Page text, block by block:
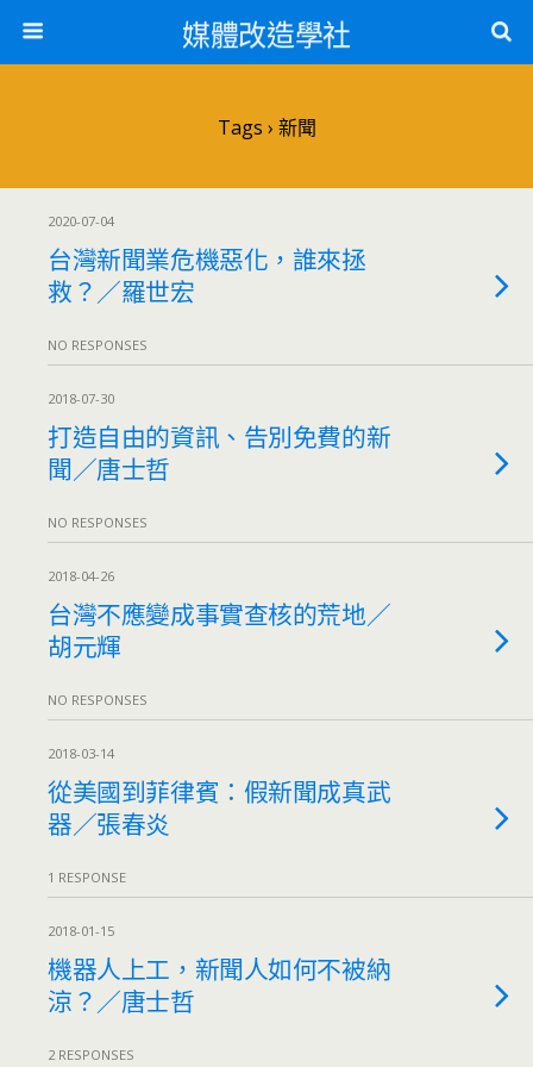
媒體改造學社
Tags › 新聞
2020-07-04
台灣新聞業危機惡化，誰來拯
救？／羅世宏
NO RESPONSES
2018-07-30
打造自由的資訊、告別免費的新
聞／唐士哲
NO RESPONSES
2018-04-26
台灣不應變成事實查核的荒地／
胡元輝
NO RESPONSES
2018-03-14
從美國到菲律賓：假新聞成真武
器／張春炎
1 RESPONSE
2018-01-15
機器人上工，新聞人如何不被納
涼？／唐士哲
2 RESPONSES